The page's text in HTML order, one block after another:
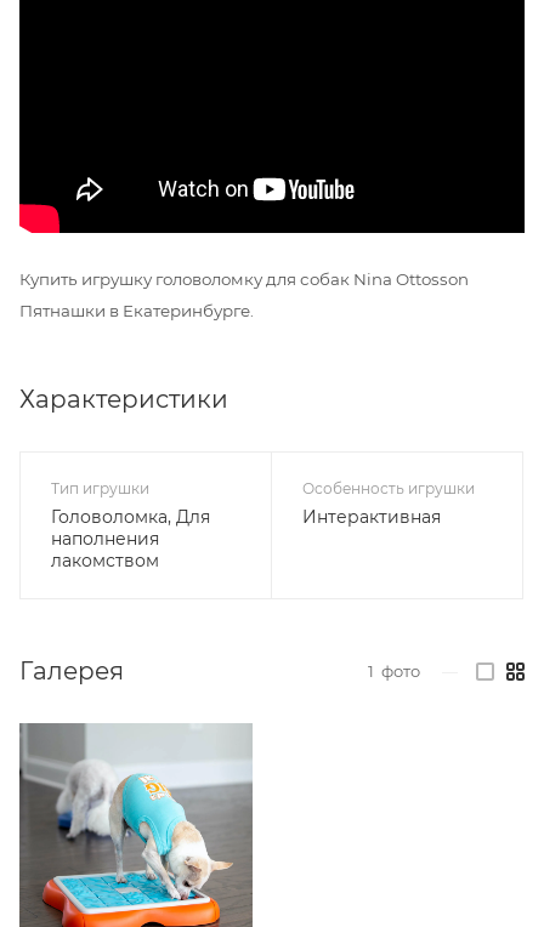
Купить игрушку головоломку для собак Nina Ottosson
Пятнашки в Екатеринбурге.
Характеристики
Тип игрушки
Головоломка, Для
наполнения
лакомством
Особенность игрушки
Интерактивная
Галерея 1 фото